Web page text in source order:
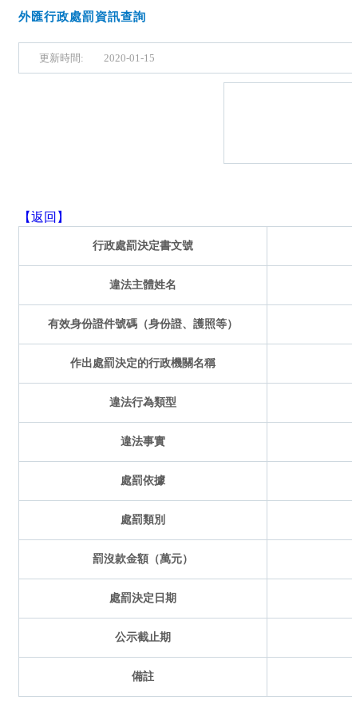
外匯行政處罰資訊查詢
更新時間: 2020-01-15
【返回】
行政處罰決定書文號
違法主體姓名
有效身份證件號碼（身份證、護照等）
作出處罰決定的行政機關名稱
違法行為類型
違法事實
處罰依據
處罰類別
罰沒款金額（萬元）
處罰決定日期
公示截止期
備註